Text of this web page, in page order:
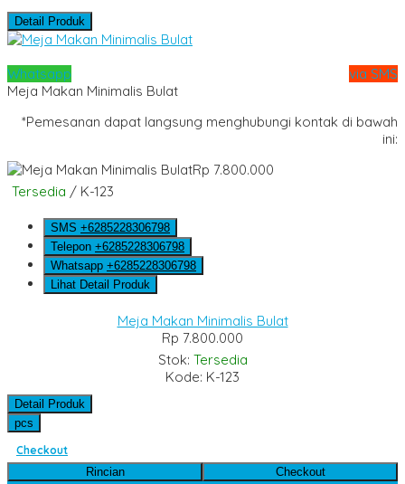
Detail Produk
Whatsapp
via SMS
Meja Makan Minimalis Bulat
*Pemesanan dapat langsung menghubungi kontak di bawah
ini:
Rp 7.800.000
Tersedia / K-123
SMS +6285228306798
Telepon +6285228306798
Whatsapp +6285228306798
Lihat Detail Produk
Meja Makan Minimalis Bulat
Rp 7.800.000
Stok: Tersedia
Kode: K-123
Detail Produk
pcs
Checkout
Rincian
Checkout